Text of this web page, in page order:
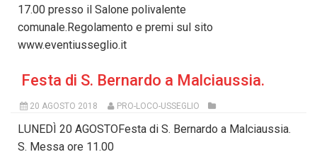
17.00 presso il Salone polivalente
comunale.Regolamento e premi sul sito
www.eventiusseglio.it
Festa di S. Bernardo a Malciaussia.
20 AGOSTO 2018 PRO-LOCO-USSEGLIO
LUNEDÌ 20 AGOSTOFesta di S. Bernardo a Malciaussia.
S. Messa ore 11.00